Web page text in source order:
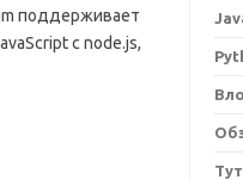
поддерживает
с node.js,